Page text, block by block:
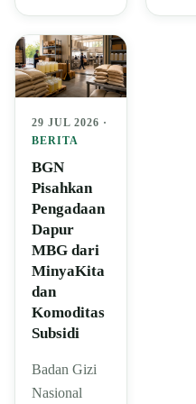
29 JUL 2026 ·
BERITA
BGN
Pisahkan
Pengadaan
Dapur
MBG dari
MinyaKita
dan
Komoditas
Subsidi
Badan Gizi
Nasional